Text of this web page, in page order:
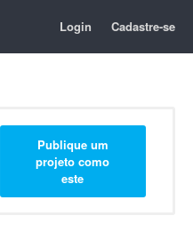
Login Cadastre-se
Publique um
projeto como
este